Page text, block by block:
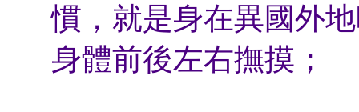
慣，就是身在異國外
身體前後左右撫摸；